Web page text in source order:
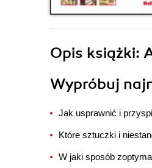
Opis książki:
Wypróbuj
Jak usprawnić i
Które sztuczki i
W jaki sposób